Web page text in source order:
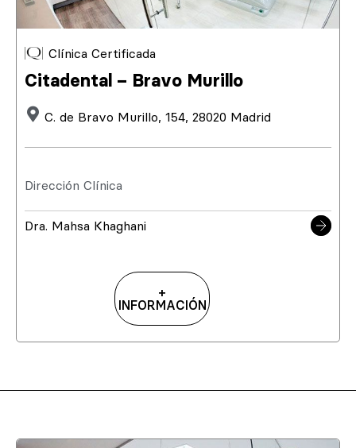
Clínica Certificada
Citadental – Bravo Murillo
C. de Bravo Murillo, 154, 28020 Madrid
Dirección Clínica
Dra. Mahsa Khaghani
+
INFORMACIÓN